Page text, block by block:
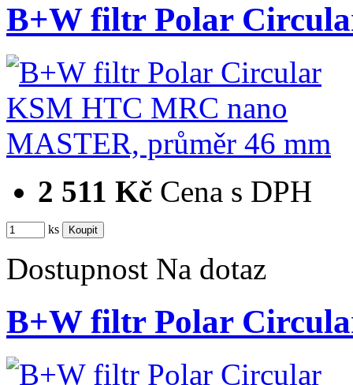
B+W filtr Polar
2 511 Kč Cena s DPH
ks
Dostupnost Na dotaz
B+W filtr Polar